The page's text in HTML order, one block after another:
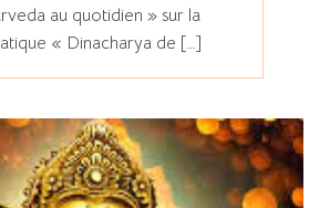
au quotidien » sur la
« Dinacharya de […]